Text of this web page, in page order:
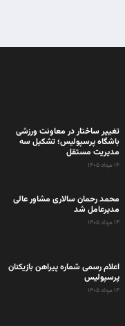
تغییر ساختار در معاونت ورزشی
باشگاه پرسپولیس؛ تشکیل سه
مدیریت مستقل
۱۴ مرداد ۱۴۰۵
محمد رحمان سالاری مشاور عالی
مدیرعامل شد
۱۴ مرداد ۱۴۰۵
اعلام رسمی شماره پیراهن بازیکنان
پرسپولیس
۱۴ مرداد ۱۴۰۵